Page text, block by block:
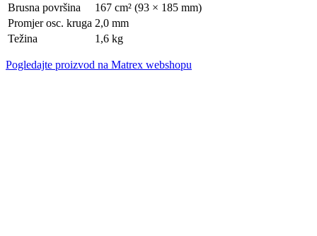
Brusna površina
167 cm² (93 × 185 mm)
Promjer osc. kruga 2,0 mm
Težina
1,6 kg
Pogledajte proizvod na Matrex webshopu